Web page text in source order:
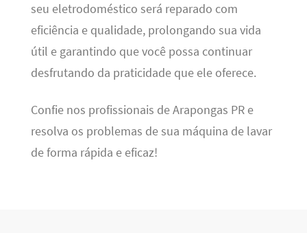
seu eletrodoméstico será reparado com
eficiência e qualidade, prolongando sua vida
útil e garantindo que você possa continuar
desfrutando da praticidade que ele oferece.
Confie nos profissionais de Arapongas PR e
resolva os problemas de sua máquina de lavar
de forma rápida e eficaz!